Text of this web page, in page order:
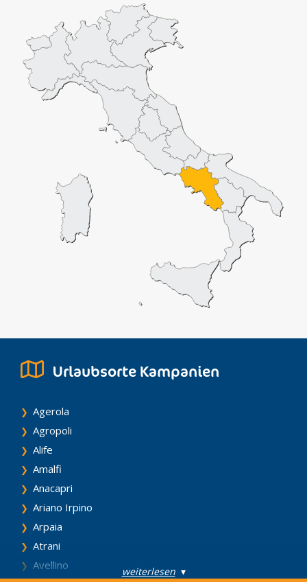
Urlaubsorte Kampanien
Agerola
Agropoli
Alife
Amalfi
Anacapri
Ariano Irpino
Arpaia
Atrani
Avellino
weiterlesen▾